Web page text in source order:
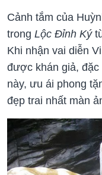
Cảnh tắm của
trong Lộc Đỉnh Ký
Khi nhận vai diễn
được khán giả,
này, ưu ái phong
đẹp trai nhất màn